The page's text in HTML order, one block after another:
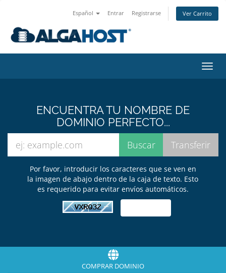
Español Entrar Registrarse Ver Carrito
ENCUENTRA TU NOMBRE DE
DOMINIO PERFECTO...
Por favor, introducir los caracteres que se ven en
la imagen de abajo dentro de la caja de texto. Esto
es requerido para evitar envíos automáticos.
COMPRAR DOMINIO